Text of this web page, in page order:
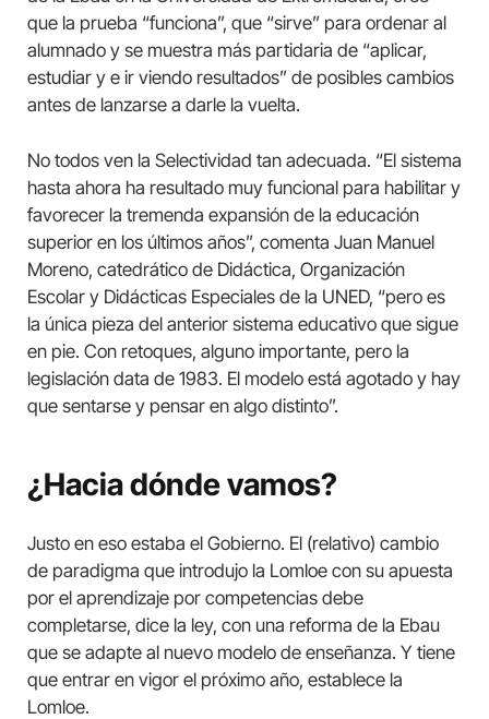
que la prueba “funciona”, que “sirve” para ordenar al
alumnado y se muestra más partidaria de “aplicar,
estudiar y e ir viendo resultados” de posibles cambios
antes de lanzarse a darle la vuelta.
No todos ven la Selectividad tan adecuada. “El sistema
hasta ahora ha resultado muy funcional para habilitar y
favorecer la tremenda expansión de la educación
superior en los últimos años”, comenta Juan Manuel
Moreno, catedrático de Didáctica, Organización
Escolar y Didácticas Especiales de la UNED, “pero es
la única pieza del anterior sistema educativo que sigue
en pie. Con retoques, alguno importante, pero la
legislación data de 1983. El modelo está agotado y hay
que sentarse y pensar en algo distinto”.
¿Hacia dónde vamos?
Justo en eso estaba el Gobierno. El (relativo) cambio
de paradigma que introdujo la Lomloe con su apuesta
por el aprendizaje por competencias debe
completarse, dice la ley, con una reforma de la Ebau
que se adapte al nuevo modelo de enseñanza. Y tiene
que entrar en vigor el próximo año, establece la
Lomloe.